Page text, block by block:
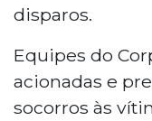
disparos.
Equipes do
acionadas e
socorros às